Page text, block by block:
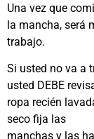
Una vez que
la mancha, será
trabajo.
Si usted no va a
usted DEBE
ropa recién
seco fija las
manchas y las